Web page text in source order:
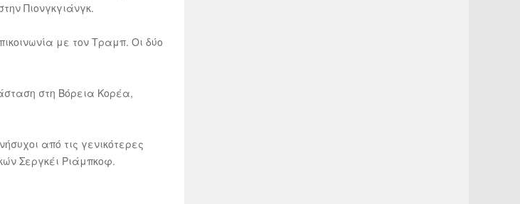
Πιονγκγιάνγκ.
με τον Τραμπ. Οι δύο
στη Βόρεια Κορέα,
από τις γενικότερες
Σεργκέι Ριάμπκοφ.